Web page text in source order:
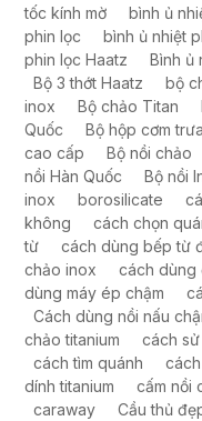
tốc kính mờ
bình ủ
phin lọc
bình ủ nhiệt
phin lọc Haatz
Bình ủ
Bộ 3 thớt Haatz
bộ
inox
Bộ chảo Titan
Quốc
Bộ hộp cơm trưa
cao cấp
Bộ nồi chảo
nồi Hàn Quốc
Bộ nồi
inox
borosilicate
không
cách chọn
từ
cách dùng bếp từ
chảo inox
cách dùng
dùng máy ép chậm
Cách dùng nồi nấu
chảo titanium
cách
cách tìm quánh
dính titanium
cấm nồi
caraway
Cầu thủ